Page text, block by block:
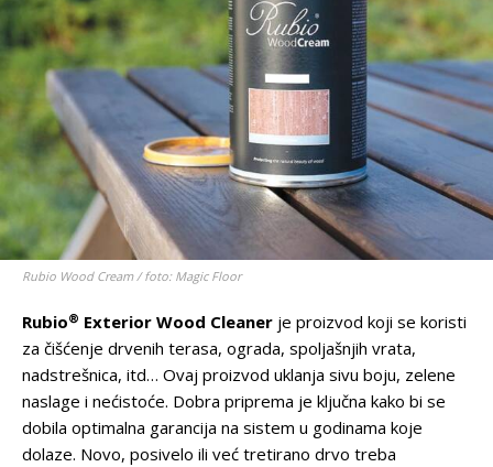
Rubio Wood Cream / foto: Magic Floor
Rubio® Exterior Wood Cleaner je proizvod koji se koristi
za čišćenje drvenih terasa, ograda, spoljašnjih vrata,
nadstrešnica, itd… Ovaj proizvod uklanja sivu boju, zelene
naslage i nećistoće. Dobra priprema je ključna kako bi se
dobila optimalna garancija na sistem u godinama koje
dolaze. Novo, posivelo ili već tretirano drvo treba